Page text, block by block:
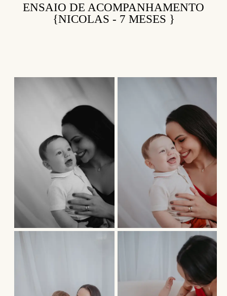
ENSAIO DE ACOMPANHAMENTO
{NICOLAS - 7 MESES }